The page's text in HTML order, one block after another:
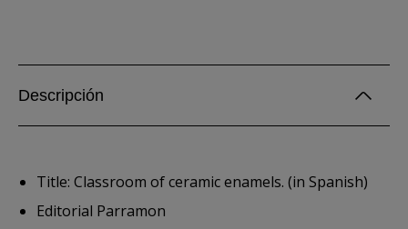
Descripción
Title: Classroom of ceramic enamels. (in Spanish)
Editorial Parramon